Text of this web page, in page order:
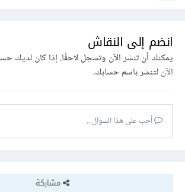
انضم إلى النقاش
يمكنك أن تنشر الآن وتسجل لاحقًا. إذا كان لديك
الآنلتنشر باسم حسابك.
أجب على هذا السؤال...
مشاركة